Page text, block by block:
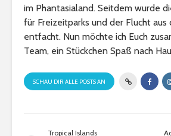
im Phantasialand. Seitdem wurde
für Freizeitparks und der Flucht
entfacht. Nun möchte ich Euch
Team, ein Stückchen Spaß nach
SCHAU DIR ALLE POSTS AN
Tropical Islands